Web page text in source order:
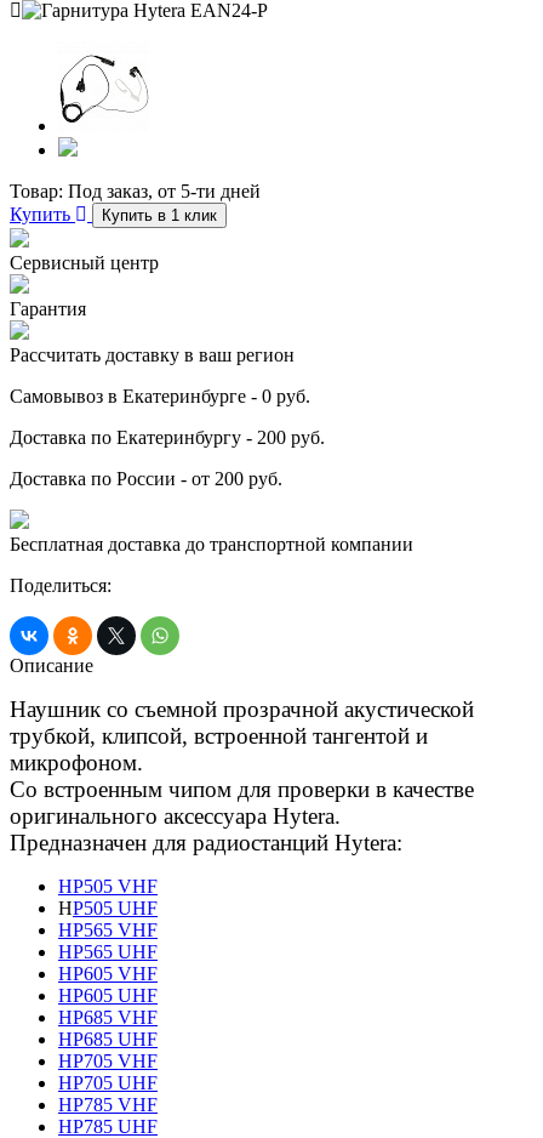
Товар: Под заказ, от 5-ти дней
Купить
Купить в 1 клик
Сервисный центр
Гарантия
Рассчитать доставку в ваш регион
Самовывоз в Екатеринбурге - 0 руб.
Доставка по Екатеринбургу - 200 руб.
Доставка по России - от 200 руб.
Бесплатная доставка до транспортной компании
Поделиться:
Описание
Наушник со съемной прозрачной акустической
трубкой, клипсой, встроенной тангентой и
микрофоном.
Со встроенным чипом для проверки в качестве
оригинального аксессуара Hytera.
Предназначен для радиостанций Hytera:
HP505 VHF
HP505 UHF
HP565 VHF
HP565 UHF
HP605 VHF
HP605 UHF
HP685 VHF
HP685 UHF
HP705 VHF
HP705 UHF
HP785 VHF
HP785 UHF